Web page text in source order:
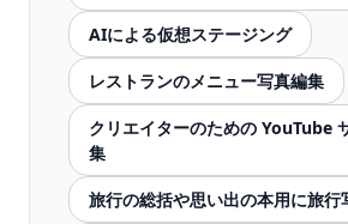
AIによる仮想ステージング
レストランのメニュー写真編集
クリエイターのための YouTube
集
旅行の総括や思い出の本用に旅行